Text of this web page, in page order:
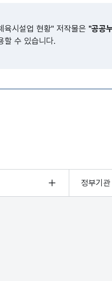
육시설업 현황" 저작물은 "공공
할 수 있습니다.
정부기